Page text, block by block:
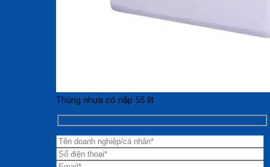
Thùng nhựa có nắp 55 lít